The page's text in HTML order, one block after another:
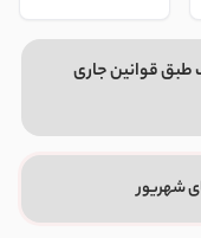
طبق قوانین جاری
شهریور